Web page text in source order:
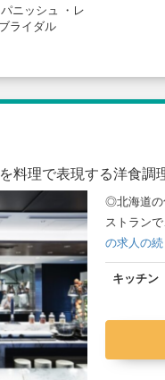
ニッシュ ・レ
ライダル
料理で表現する洋食調
◎北海道の
ストラン
の求人の
キッチン